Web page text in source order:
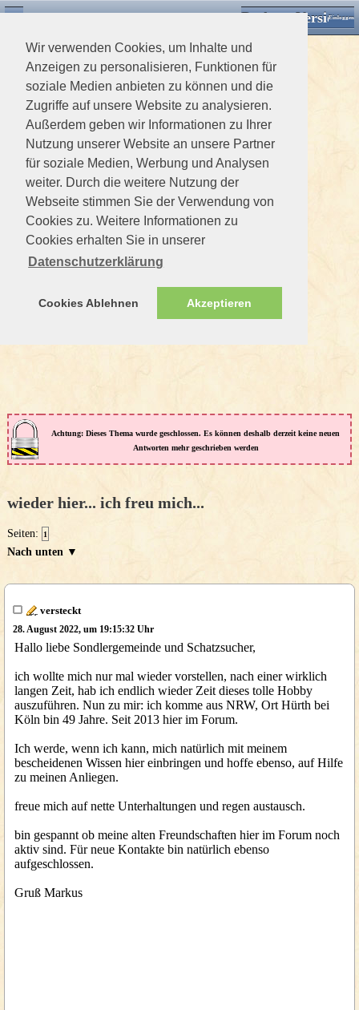
Wir verwenden Cookies, um Inhalte und
Anzeigen zu personalisieren, Funktionen für
soziale Medien anbieten zu können und die
Zugriffe auf unsere Website zu analysieren.
Außerdem geben wir Informationen zu Ihrer
Nutzung unserer Website an unsere Partner
für soziale Medien, Werbung und Analysen
weiter. Durch die weitere Nutzung der
Webseite stimmen Sie der Verwendung von
Cookies zu. Weitere Informationen zu
Cookies erhalten Sie in unserer
Datenschutzerklärung
Cookies Ablehnen Akzeptieren
Desktop VersionEinloggen
Achtung: Dieses Thema wurde geschlossen. Es können deshalb derzeit keine neuen
Antworten mehr geschrieben werden
wieder hier... ich freu mich...
Seiten: 1
Nach unten ▼
versteckt
28. August 2022, um 19:15:32 Uhr
Hallo liebe Sondlergemeinde und Schatzsucher,
ich wollte mich nur mal wieder vorstellen, nach einer wirklich
langen Zeit, hab ich endlich wieder Zeit dieses tolle Hobby
auszuführen. Nun zu mir: ich komme aus NRW, Ort Hürth bei
Köln bin 49 Jahre. Seit 2013 hier im Forum.
Ich werde, wenn ich kann, mich natürlich mit meinem
bescheidenen Wissen hier einbringen und hoffe ebenso, auf Hilfe
zu meinen Anliegen.
freue mich auf nette Unterhaltungen und regen austausch.
bin gespannt ob meine alten Freundschaften hier im Forum noch
aktiv sind. Für neue Kontakte bin natürlich ebenso
aufgeschlossen.
Gruß Markus